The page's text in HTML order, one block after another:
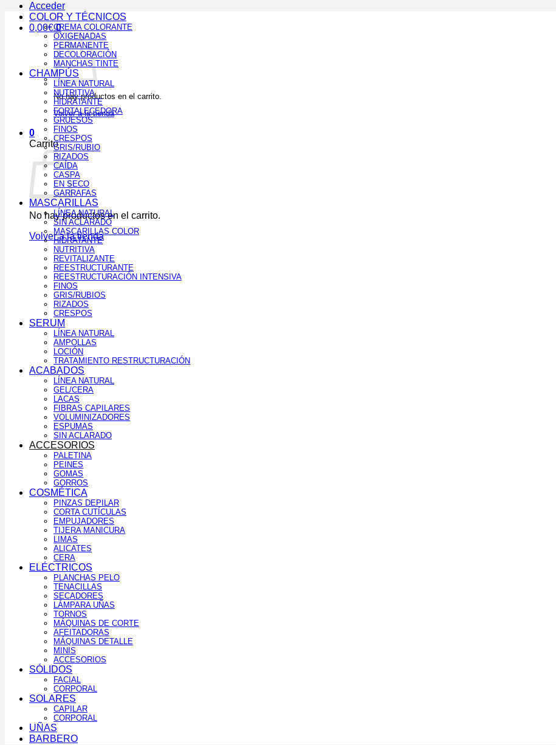
Acceder
0,00€ 0
No hay productos en el carrito.
Volver a la tienda
0
Carrito
No hay productos en el carrito.
Volver a la tienda
COLOR Y TÉCNICOS
CREMA COLORANTE
OXIGENADAS
PERMANENTE
DECOLORACIÓN
MANCHAS TINTE
CHAMPÚS
LÍNEA NATURAL
NUTRITIVA
HIDRATANTE
FORTALECEDORA
GRUESOS
FINOS
CRESPOS
GRIS/RUBIO
RIZADOS
CAÍDA
CASPA
EN SECO
GARRAFAS
MASCARILLAS
LÍNEA NATURAL
SIN ACLARADO
MASCARILLAS COLOR
HIDRATANTE
NUTRITIVA
REVITALIZANTE
REESTRUCTURANTE
REESTRUCTURACIÓN INTENSIVA
FINOS
GRIS/RUBIOS
RIZADOS
CRESPOS
SERUM
LÍNEA NATURAL
AMPOLLAS
LOCIÓN
TRATAMIENTO RESTRUCTURACIÓN
ACABADOS
LÍNEA NATURAL
GEL/CERA
LACAS
FIBRAS CAPILARES
VOLUMINIZADORES
ESPUMAS
SIN ACLARADO
ACCESORIOS
PALETINA
PEINES
GOMAS
GORROS
COSMÉTICA
PINZAS DEPILAR
CORTA CUTÍCULAS
EMPUJADORES
TIJERA MANICURA
LIMAS
ALICATES
CERA
ELÉCTRICOS
PLANCHAS PELO
TENACILLAS
SECADORES
LÁMPARA UÑAS
TORNOS
MÁQUINAS DE CORTE
AFEITADORAS
MÁQUINAS DETALLE
MINIS
ACCESORIOS
SÓLIDOS
FACIAL
CORPORAL
SOLARES
CAPILAR
CORPORAL
UÑAS
BARBERO